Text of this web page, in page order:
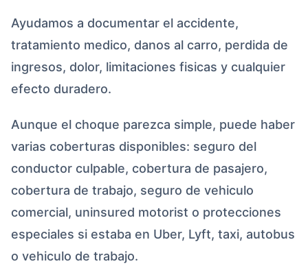
Ayudamos a documentar el accidente,
tratamiento medico, danos al carro, perdida de
ingresos, dolor, limitaciones fisicas y cualquier
efecto duradero.
Aunque el choque parezca simple, puede haber
varias coberturas disponibles: seguro del
conductor culpable, cobertura de pasajero,
cobertura de trabajo, seguro de vehiculo
comercial, uninsured motorist o protecciones
especiales si estaba en Uber, Lyft, taxi, autobus
o vehiculo de trabajo.